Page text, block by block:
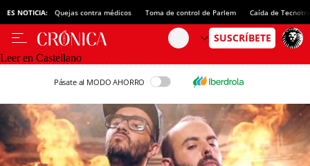
ES NOTICIA: Quejas contra médicos Toma de control de Parlem Caída de
Leer en Castellano
Pásate al MODO AHORRO